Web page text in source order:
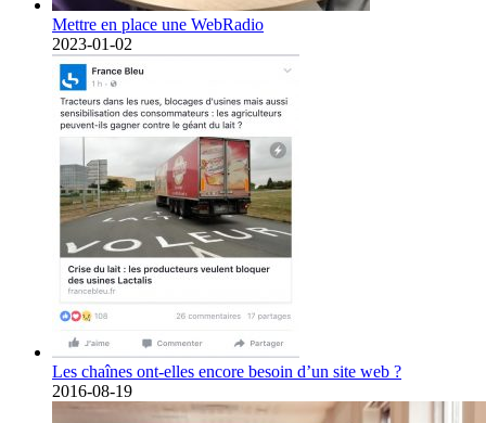
Mettre en place une WebRadio
2023-01-02
Les chaînes ont-elles encore besoin d’un site web ?
2016-08-19